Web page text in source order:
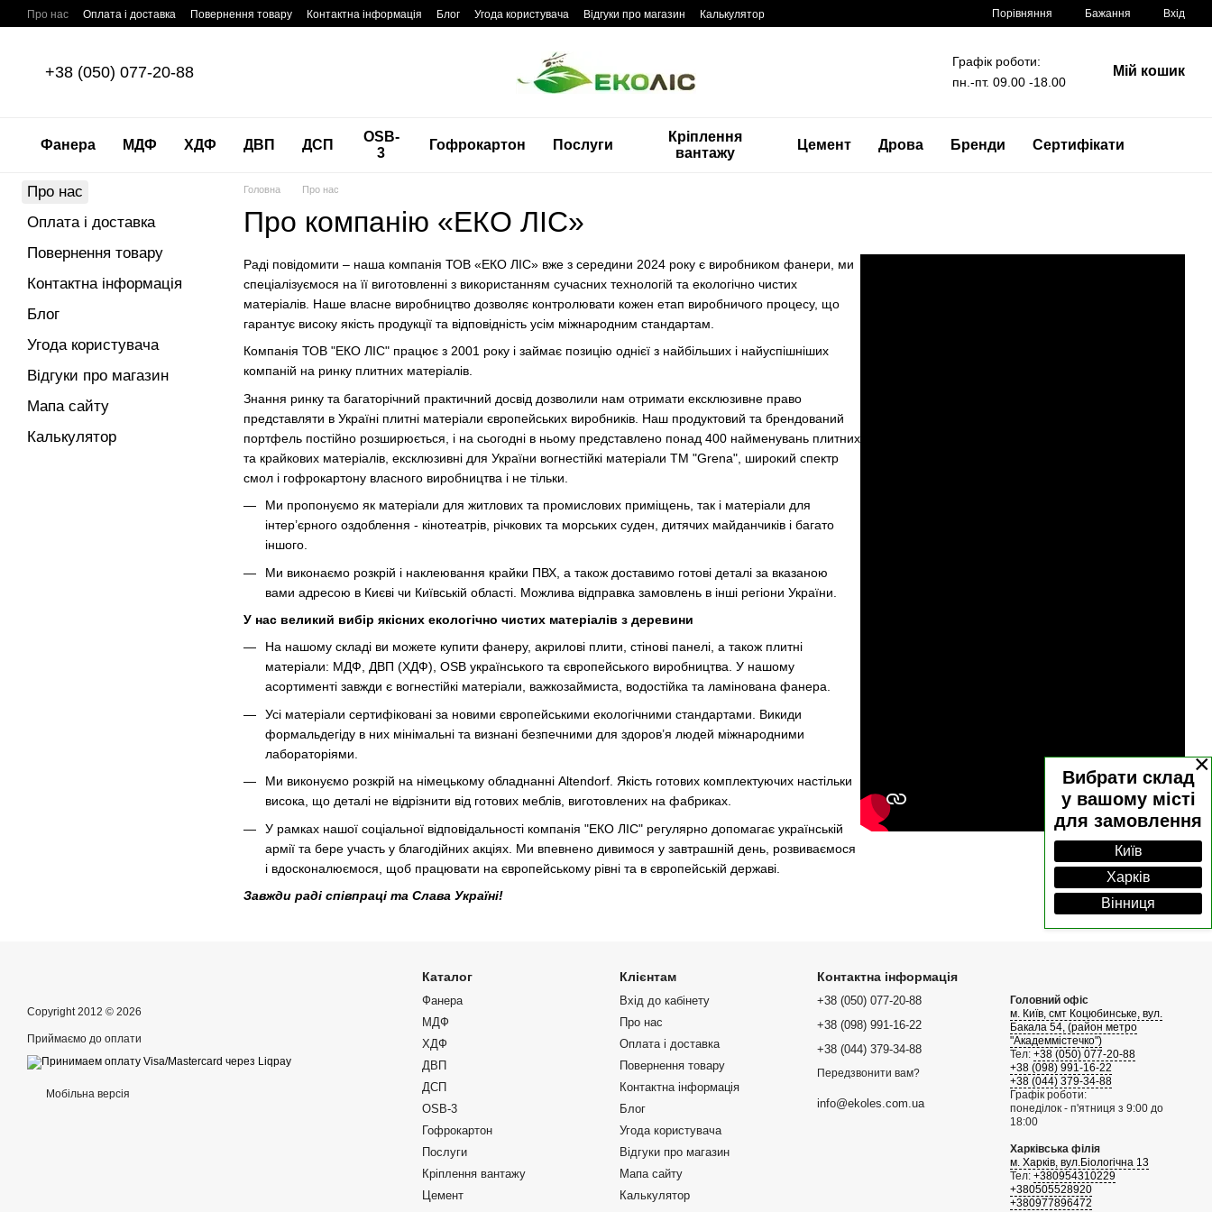
Перейти до основного контенту
×
Вибрати склад
у вашому місті
для замовлення
Київ
Харків
Вінниця
Про нас Оплата і доставка Повернення товару Контактна інформація Блог Угода користувача Відгуки про магазин Калькулятор Порівняння Бажання Вхід
+38 (050) 077-20-88
Графік роботи:
пн.-пт. 09.00 -18.00
Мій кошик
Фанера МДФ ХДФ ДВП ДСП
OSB-
3
Гофрокартон Послуги
Кріплення
вантажу
Цемент Дрова Бренди Сертифікати
Головна Про нас
Про компанію «ЕКО ЛІС»
Раді повідомити – наша компанія ТОВ «ЕКО ЛІС» вже з середини 2024 року є виробником фанери, ми
спеціалізуємося на її виготовленні з використанням сучасних технологій та екологічно чистих
матеріалів. Наше власне виробництво дозволяє контролювати кожен етап виробничого процесу, що
гарантує високу якість продукції та відповідність усім міжнародним стандартам.
Компанія ТОВ "ЕКО ЛІС" працює з 2001 року і займає позицію однієї з найбільших і найуспішніших
компаній на ринку плитних матеріалів.
Знання ринку та багаторічний практичний досвід дозволили нам отримати ексклюзивне право
представляти в Україні плитні матеріали європейських виробників. Наш продуктовий та брендований
портфель постійно розширюється, і на сьогодні в ньому представлено понад 400 найменувань плитних
та крайкових матеріалів, ексклюзивні для України вогнестійкі матеріали ТМ "Grena", широкий спектр
смол і гофрокартону власного виробництва і не тільки.
Ми пропонуємо як матеріали для житлових та промислових приміщень, так і матеріали для
інтер’єрного оздоблення - кінотеатрів, річкових та морських суден, дитячих майданчиків і багато
іншого.
Ми виконаємо розкрій і наклеювання крайки ПВХ, а також доставимо готові деталі за вказаною
вами адресою в Києві чи Київській області. Можлива відправка замовлень в інші регіони України.
У нас великий вибір якісних екологічно чистих матеріалів з деревини
На нашому складі ви можете купити фанеру, акрилові плити, стінові панелі, а також плитні
матеріали: МДФ, ДВП (ХДФ), OSB українського та європейського виробництва. У нашому
асортименті завжди є вогнестійкі матеріали, важкозаймиста, водостійка та ламінована фанера.
Усі матеріали сертифіковані за новими європейськими екологічними стандартами. Викиди
формальдегіду в них мінімальні та визнані безпечними для здоров’я людей міжнародними
лабораторіями.
Ми виконуємо розкрій на німецькому обладнанні Altendorf. Якість готових комплектуючих настільки
висока, що деталі не відрізнити від готових меблів, виготовлених на фабриках.
У рамках нашої соціальної відповідальності компанія "ЕКО ЛІС" регулярно допомагає українській
армії та бере участь у благодійних акціях. Ми впевнено дивимося у завтрашній день, розвиваємося
і вдосконалюємося, щоб працювати на європейському рівні та в європейській державі.
Завжди раді співпраці та Слава Україні!
Про нас
Оплата і доставка
Повернення товару
Контактна інформація
Блог
Угода користувача
Відгуки про магазин
Мапа сайту
Калькулятор
Copyright 2012 © 2026
Приймаємо до оплати
Мобільна версія
Каталог
Фанера
МДФ
ХДФ
ДВП
ДСП
OSB-3
Гофрокартон
Послуги
Кріплення вантажу
Цемент
Клієнтам
Вхід до кабінету
Про нас
Оплата і доставка
Повернення товару
Контактна інформація
Блог
Угода користувача
Відгуки про магазин
Мапа сайту
Калькулятор
Контактна інформація
+38 (050) 077-20-88
+38 (098) 991-16-22
+38 (044) 379-34-88
Передзвонити вам?
info@ekoles.com.ua
Головний офіс
м. Київ, смт Коцюбинське, вул.
Бакала 54, (район метро
"Академмістечко")
Тел: +38 (050) 077-20-88
+38 (098) 991-16-22
+38 (044) 379-34-88
Графік роботи:
понеділок - п'ятниця з 9:00 до
18:00
Харківська філія
м. Харків, вул.Біологічна 13
Тел: +380954310229
+380505528920
+380977896472